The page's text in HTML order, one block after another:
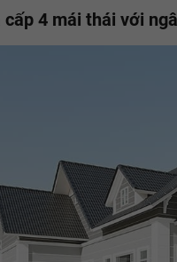
cấp 4 mái thái với